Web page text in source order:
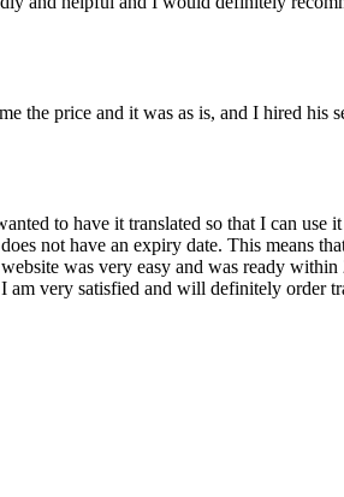
the price and it was as is, and I hired
to have it translated so that I can
not have an expiry date. This means
was very easy and was ready
very satisfied and will definitely order